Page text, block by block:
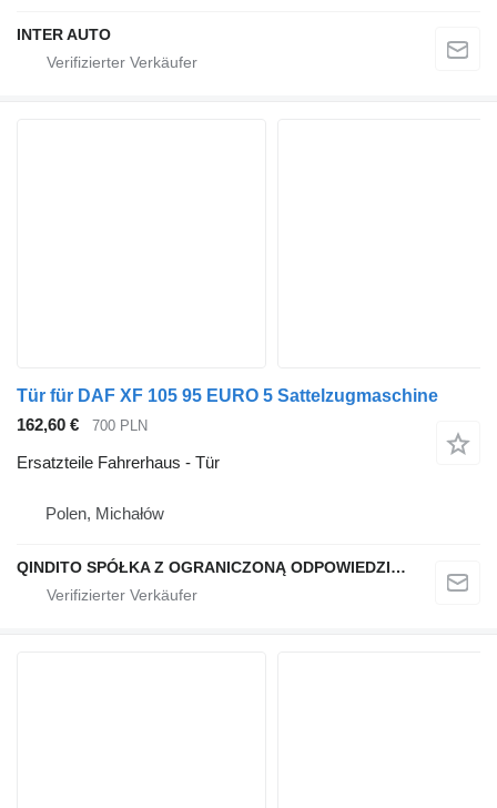
INTER AUTO
Tür für DAF XF 105 95 EURO 5 Sattelzugmaschine
162,60 €
700 PLN
Ersatzteile Fahrerhaus - Tür
Polen, Michałów
QINDITO SPÓŁKA Z OGRANICZONĄ ODPOWIEDZIALNOŚCIĄ